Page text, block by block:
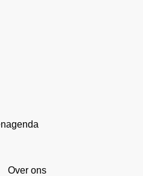
Over ons